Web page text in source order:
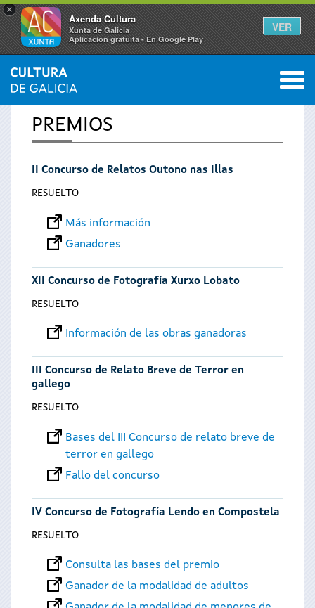
×
Axenda Cultura
Xunta de Galicia
Aplicación gratuíta - En Google Play
VER
Se
encuentra
usted
INICIO 0
PREMIOS
II Concurso de Relatos Outono nas Illas
RESUELTO
Más información
Ganadores
XII Concurso de Fotografía Xurxo Lobato
RESUELTO
Información de las obras ganadoras
III Concurso de Relato Breve de Terror en
gallego
RESUELTO
Bases del III Concurso de relato breve de
terror en gallego
Fallo del concurso
IV Concurso de Fotografía Lendo en Compostela
RESUELTO
Consulta las bases del premio
Ganador de la modalidad de adultos